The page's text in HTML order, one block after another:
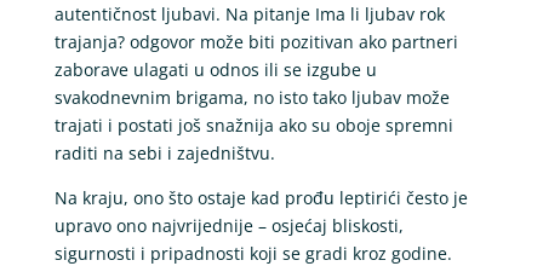
autentičnost ljubavi. Na pitanje Ima li ljubav rok
trajanja? odgovor može biti pozitivan ako partneri
zaborave ulagati u odnos ili se izgube u
svakodnevnim brigama, no isto tako ljubav može
trajati i postati još snažnija ako su oboje spremni
raditi na sebi i zajedništvu.
Na kraju, ono što ostaje kad prođu leptirići često je
upravo ono najvrijednije – osjećaj bliskosti,
sigurnosti i pripadnosti koji se gradi kroz godine.